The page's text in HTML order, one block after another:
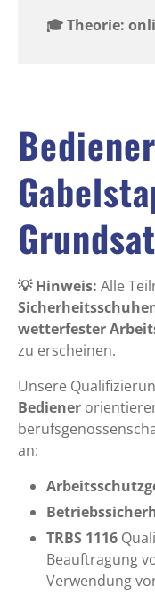
🎓 Theorie:
💡 Hinweis: Alle
wetterfester
zu erscheinen.
Unsere
Bediener
an:
TRBS 1116
Beauftragung
Verwendung